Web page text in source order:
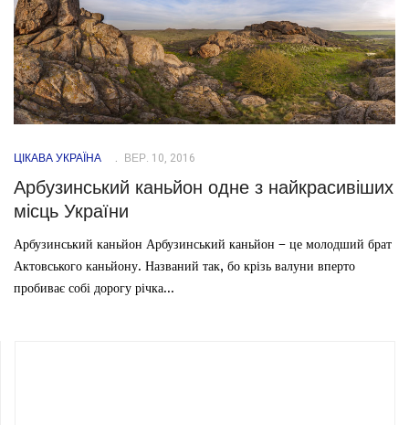
ЦІКАВА УКРАЇНА ВЕР. 10, 2016
Арбузинський каньйон одне з найкрасивіших
місць України
Арбузинський каньйон Арбузинський каньйон – це молодший брат
Актовського каньйону. Названий так, бо крізь валуни вперто
пробиває собі дорогу річка...